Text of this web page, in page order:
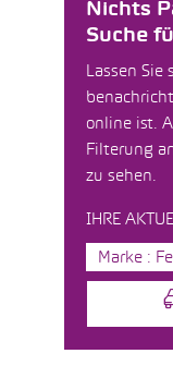
Nichts
Suche
Lassen Sie
online ist.
Filterung
zu sehen.
IHRE
Marke :